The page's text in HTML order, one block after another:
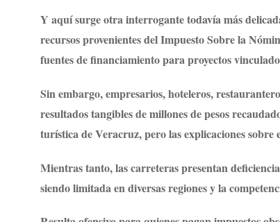
Y aquí surge otra interrogante todavía más
recursos provenientes del Impuesto Sobre la
fuentes de financiamiento para proyectos
Sin embargo, empresarios, hoteleros,
resultados tangibles de millones de pesos
turística de Veracruz, pero las explicaciones sobre
Mientras tanto, las carreteras presentan
siendo limitada en diversas regiones y la